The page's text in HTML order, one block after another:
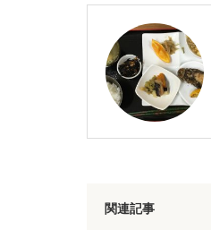
関連記事